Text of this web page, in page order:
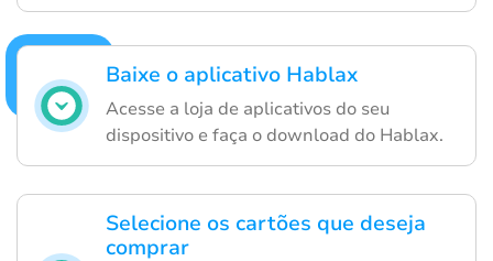
Baixe o aplicativo Hablax
Acesse a loja de aplicativos do seu
dispositivo e faça o download do Hablax.
Selecione os cartões que deseja
comprar